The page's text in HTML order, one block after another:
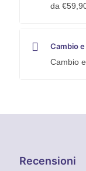
da
Cambio e
Cambio
Recensioni